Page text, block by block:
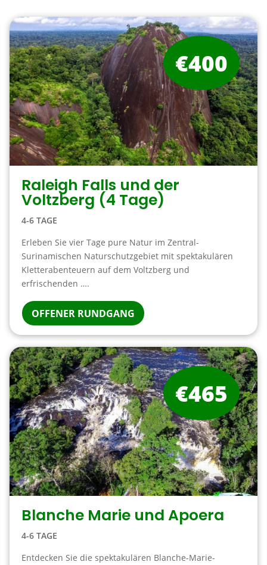
Raleigh Falls und der
Voltzberg (4 Tage)
4-6 TAGE
Erleben Sie vier Tage pure Natur im Zentral-
Surinamischen Naturschutzgebiet mit spektakulären
Kletterabenteuern auf dem Voltzberg und
erfrischenden ….
OFFENER RUNDGANG
€400
Blanche Marie und Apoera
4-6 TAGE
Entdecken Sie die spektakulären Blanche-Marie-
€465